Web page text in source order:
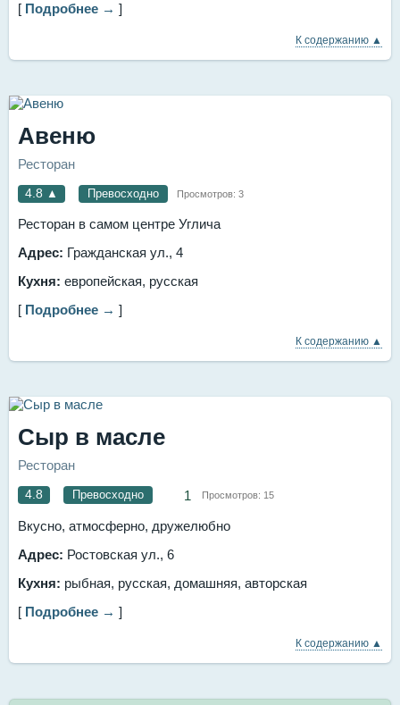
[ Подробнее → ]
К содержанию ▲
Авеню
Ресторан
4.8 ▲ Превосходно Просмотров: 3
Ресторан в самом центре Углича
Адрес: Гражданская ул., 4
Кухня: европейская, русская
[ Подробнее → ]
К содержанию ▲
Сыр в масле
Ресторан
4.8 Превосходно 1 Просмотров: 15
Вкусно, атмосферно, дружелюбно
Адрес: Ростовская ул., 6
Кухня: рыбная, русская, домашняя, авторская
[ Подробнее → ]
К содержанию ▲